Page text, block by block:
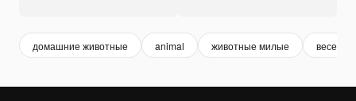
домашние животные animal животные милые